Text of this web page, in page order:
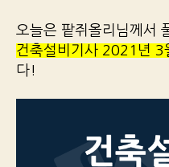
오늘은 팥쥐올리님께서
건축설비기사 2021년 3
다!